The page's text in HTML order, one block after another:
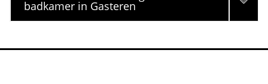
badkamer in Gasteren